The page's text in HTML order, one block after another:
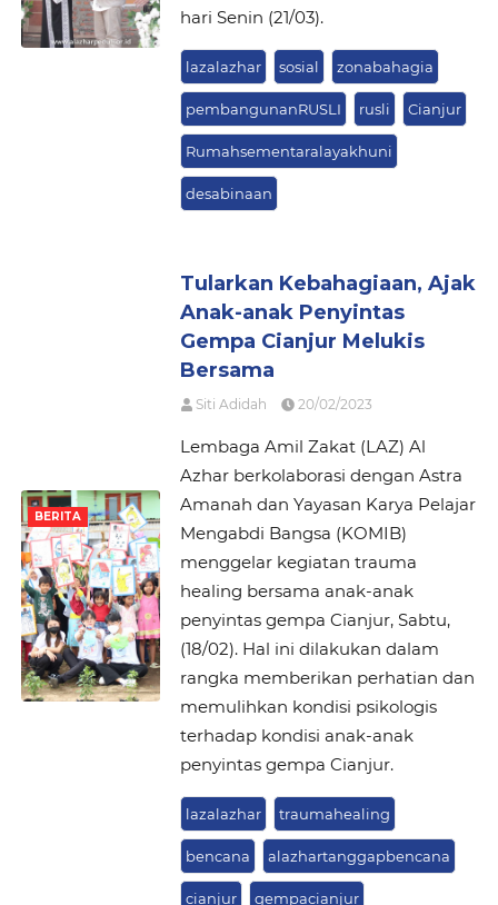
hari Senin (21/03).
lazalazhar sosial zonabahagia
pembangunanRUSLI rusli Cianjur
Rumahsementaralayakhuni
desabinaan
BERITA
Tularkan Kebahagiaan, Ajak
Anak-anak Penyintas
Gempa Cianjur Melukis
Bersama
Siti Adidah 20/02/2023
Lembaga Amil Zakat (LAZ) Al
Azhar berkolaborasi dengan Astra
Amanah dan Yayasan Karya Pelajar
Mengabdi Bangsa (KOMIB)
menggelar kegiatan trauma
healing bersama anak-anak
penyintas gempa Cianjur, Sabtu,
(18/02). Hal ini dilakukan dalam
rangka memberikan perhatian dan
memulihkan kondisi psikologis
terhadap kondisi anak-anak
penyintas gempa Cianjur.
lazalazhar traumahealing
bencana alazhartanggapbencana
cianjur gempacianjur